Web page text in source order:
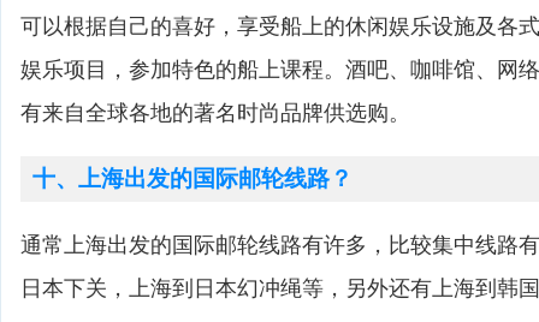
可以根据自己的喜好，享受船上的休闲娱乐设施及各
娱乐项目，参加特色的船上课程。酒吧、咖啡馆、网
有来自全球各地的著名时尚品牌供选购。
十、上海出发的国际邮轮线路？
通常上海出发的国际邮轮线路有许多，比较集中线路
日本下关，上海到日本幻冲绳等，另外还有上海到韩